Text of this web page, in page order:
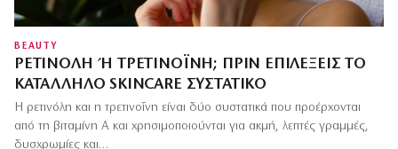
BEAUTY
ΡΕΤΙΝΌΛΗ Ή ΤΡΕΤΙΝΟΪ́ΝΗ; ΠΡΙΝ ΕΠΙΛΈΞΕΙΣ ΤΟ Κ
ΑΤΆΛΛΗΛΟ SKINCARE ΣΥΣΤΑΤΙΚΌ
Η ρετινόλη και η τρετινοΐνη είναι δύο συστατικά που προέρχονται
από τη βιταμίνη Α και χρησιμοποιούνται για ακμή, λεπτές γραμμές,
δυσχρωμίες και…